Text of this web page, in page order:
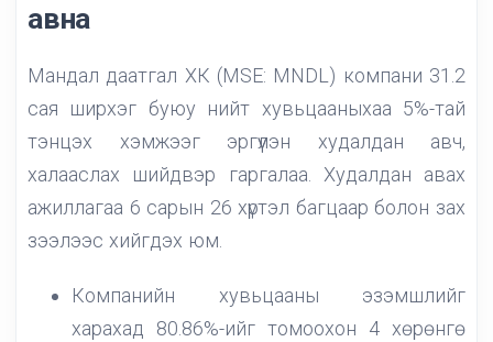
авна
Мандал даатгал ХК (MSE: MNDL) компани 31.2
сая ширхэг буюу нийт хувьцааныхаа 5%-тай
тэнцэх хэмжээг эргүүлэн худалдан авч,
халааслах шийдвэр гаргалаа. Худалдан авах
ажиллагаа 6 сарын 26 хүртэл багцаар болон зах
зээлээс хийгдэх юм.
Компанийн хувьцааны эзэмшлийг
харахад 80.86%-ийг томоохон 4 хөрөнгө